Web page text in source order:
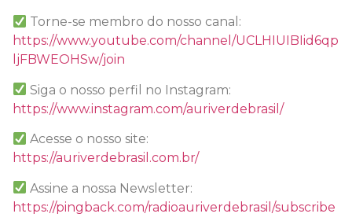
Torne-se membro do nosso canal:
https://www.youtube.com/channel/UCLHIUIBIid6qp
ljFBWEOHSw/join
Siga o nosso perfil no Instagram:
https://www.instagram.com/auriverdebrasil/
Acesse o nosso site:
https://auriverdebrasil.com.br/
Assine a nossa Newsletter:
https://pingback.com/radioauriverdebrasil/subscribe